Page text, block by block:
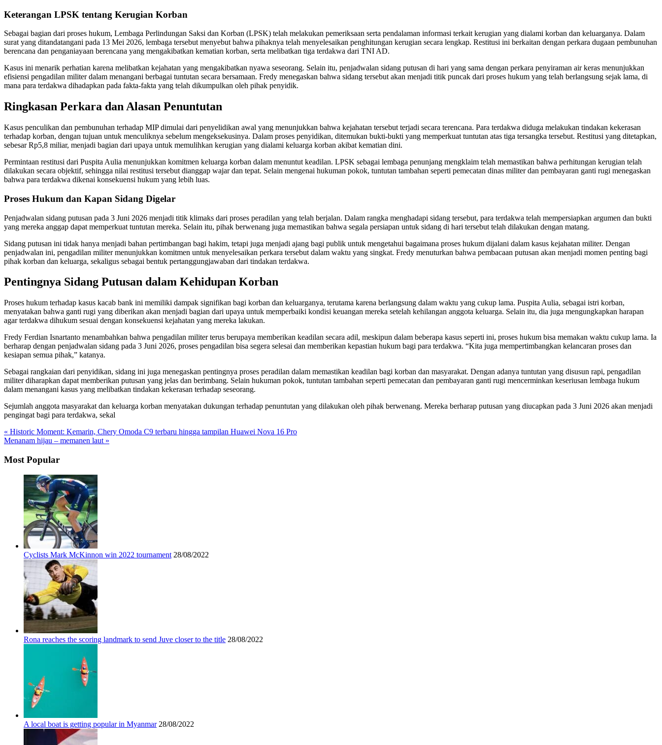
Keterangan LPSK tentang Kerugian Korban
Sebagai bagian dari proses hukum, Lembaga Perlindungan Saksi dan Korban (LPSK) telah melakukan pemeriksaan serta pendalaman informasi terkait kerugian yang dialami korban dan keluarganya. Dalam
surat yang ditandatangani pada 13 Mei 2026, lembaga tersebut menyebut bahwa pihaknya telah menyelesaikan penghitungan kerugian secara lengkap. Restitusi ini berkaitan dengan perkara dugaan pembunuhan
berencana dan penganiayaan berencana yang mengakibatkan kematian korban, serta melibatkan tiga terdakwa dari TNI AD.
Kasus ini menarik perhatian karena melibatkan kejahatan yang mengakibatkan nyawa seseorang. Selain itu, penjadwalan sidang putusan di hari yang sama dengan perkara penyiraman air keras menunjukkan
efisiensi pengadilan militer dalam menangani berbagai tuntutan secara bersamaan. Fredy menegaskan bahwa sidang tersebut akan menjadi titik puncak dari proses hukum yang telah berlangsung sejak lama, di
mana para terdakwa dihadapkan pada fakta-fakta yang telah dikumpulkan oleh pihak penyidik.
Ringkasan Perkara dan Alasan Penuntutan
Kasus penculikan dan pembunuhan terhadap MIP dimulai dari penyelidikan awal yang menunjukkan bahwa kejahatan tersebut terjadi secara terencana. Para terdakwa diduga melakukan tindakan kekerasan
terhadap korban, dengan tujuan untuk menculiknya sebelum mengeksekusinya. Dalam proses penyidikan, ditemukan bukti-bukti yang memperkuat tuntutan atas tiga tersangka tersebut. Restitusi yang ditetapkan,
sebesar Rp5,8 miliar, menjadi bagian dari upaya untuk memulihkan kerugian yang dialami keluarga korban akibat kematian dini.
Permintaan restitusi dari Puspita Aulia menunjukkan komitmen keluarga korban dalam menuntut keadilan. LPSK sebagai lembaga penunjang mengklaim telah memastikan bahwa perhitungan kerugian telah
dilakukan secara objektif, sehingga nilai restitusi tersebut dianggap wajar dan tepat. Selain mengenai hukuman pokok, tuntutan tambahan seperti pemecatan dinas militer dan pembayaran ganti rugi menegaskan
bahwa para terdakwa dikenai konsekuensi hukum yang lebih luas.
Proses Hukum dan Kapan Sidang Digelar
Penjadwalan sidang putusan pada 3 Juni 2026 menjadi titik klimaks dari proses peradilan yang telah berjalan. Dalam rangka menghadapi sidang tersebut, para terdakwa telah mempersiapkan argumen dan bukti
yang mereka anggap dapat memperkuat tuntutan mereka. Selain itu, pihak berwenang juga memastikan bahwa segala persiapan untuk sidang di hari tersebut telah dilakukan dengan matang.
Sidang putusan ini tidak hanya menjadi bahan pertimbangan bagi hakim, tetapi juga menjadi ajang bagi publik untuk mengetahui bagaimana proses hukum dijalani dalam kasus kejahatan militer. Dengan
penjadwalan ini, pengadilan militer menunjukkan komitmen untuk menyelesaikan perkara tersebut dalam waktu yang singkat. Fredy menuturkan bahwa pembacaan putusan akan menjadi momen penting bagi
pihak korban dan keluarga, sekaligus sebagai bentuk pertanggungjawaban dari tindakan terdakwa.
Pentingnya Sidang Putusan dalam Kehidupan Korban
Proses hukum terhadap kasus kacab bank ini memiliki dampak signifikan bagi korban dan keluarganya, terutama karena berlangsung dalam waktu yang cukup lama. Puspita Aulia, sebagai istri korban,
menyatakan bahwa ganti rugi yang diberikan akan menjadi bagian dari upaya untuk memperbaiki kondisi keuangan mereka setelah kehilangan anggota keluarga. Selain itu, dia juga mengungkapkan harapan
agar terdakwa dihukum sesuai dengan konsekuensi kejahatan yang mereka lakukan.
Fredy Ferdian Isnartanto menambahkan bahwa pengadilan militer terus berupaya memberikan keadilan secara adil, meskipun dalam beberapa kasus seperti ini, proses hukum bisa memakan waktu cukup lama. Ia
berharap dengan penjadwalan sidang pada 3 Juni 2026, proses pengadilan bisa segera selesai dan memberikan kepastian hukum bagi para terdakwa. “Kita juga mempertimbangkan kelancaran proses dan
kesiapan semua pihak,” katanya.
Sebagai rangkaian dari penyidikan, sidang ini juga menegaskan pentingnya proses peradilan dalam memastikan keadilan bagi korban dan masyarakat. Dengan adanya tuntutan yang disusun rapi, pengadilan
militer diharapkan dapat memberikan putusan yang jelas dan berimbang. Selain hukuman pokok, tuntutan tambahan seperti pemecatan dan pembayaran ganti rugi mencerminkan keseriusan lembaga hukum
dalam menangani kasus yang melibatkan tindakan kekerasan terhadap seseorang.
Sejumlah anggota masyarakat dan keluarga korban menyatakan dukungan terhadap penuntutan yang dilakukan oleh pihak berwenang. Mereka berharap putusan yang diucapkan pada 3 Juni 2026 akan menjadi
pengingat bagi para terdakwa, sekal
« Historic Moment: Kemarin, Chery Omoda C9 terbaru hingga tampilan Huawei Nova 16 Pro
Menanam hijau – memanen laut »
Most Popular
Cyclists Mark McKinnon win 2022 tournament 28/08/2022
Rona reaches the scoring landmark to send Juve closer to the title 28/08/2022
A local boat is getting popular in Myanmar 28/08/2022